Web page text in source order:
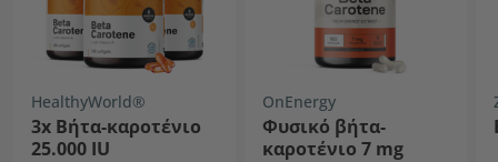
HealthyWorld®
3x Βήτα-καροτένιο
25.000 IU
OnEnergy
Φυσικό βήτα-
καροτένιο 7 mg